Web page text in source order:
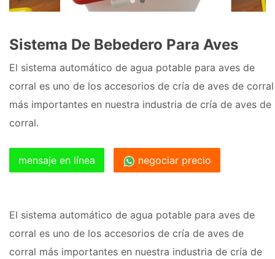
Sistema De Bebedero Para Aves
El sistema automático de agua potable para aves de
corral es uno de los accesorios de cría de aves de corral
más importantes en nuestra industria de cría de aves de
corral.
mensaje en línea negociar precio
El sistema automático de agua potable para aves de
corral es uno de los accesorios de cría de aves de
corral más importantes en nuestra industria de cría de